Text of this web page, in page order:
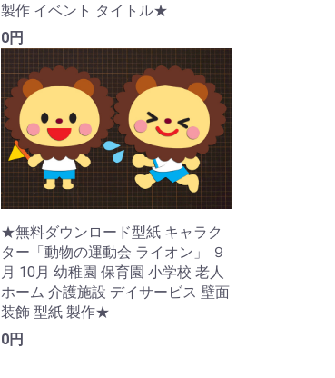
製作 イベント タイトル★
0円
★無料ダウンロード型紙 キャラク
ター「動物の運動会 ライオン」 ９
月 10月 幼稚園 保育園 小学校 老人
ホーム 介護施設 デイサービス 壁面
装飾 型紙 製作★
0円